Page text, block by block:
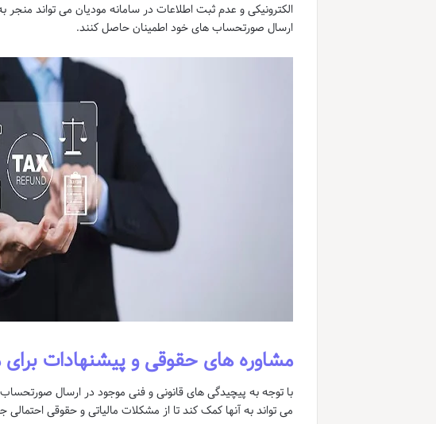
الکترونیکی و عدم ثبت اطلاعات در سامانه مودیان می تواند منجر
ارسال صورتحساب های خود اطمینان حاصل کنند.
مشاوره های حقوقی و پیشنهادات برای
با توجه به پیچیدگی های قانونی و فنی موجود در ارسال
می تواند به آنها کمک کند تا از مشکلات مالیاتی و حقوقی